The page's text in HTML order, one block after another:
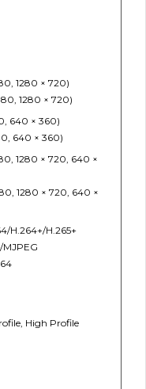
1280 × 720)
1280 × 720)
640 × 360)
640 × 360)
1280 × 720, 640 ×
1280 × 720, 640 ×
H.264+/H.265+
High Profile